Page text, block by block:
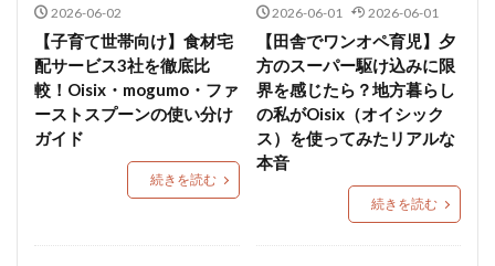
2026-06-02
【子育て世帯向け】食材宅
配サービス3社を徹底比
較！Oisix・mogumo・ファ
ーストスプーンの使い分け
ガイド
続きを読む
2026-06-01 2026-06-01
【田舎でワンオペ育児】夕
方のスーパー駆け込みに限
界を感じたら？地方暮らし
の私がOisix（オイシック
ス）を使ってみたリアルな
本音
続きを読む